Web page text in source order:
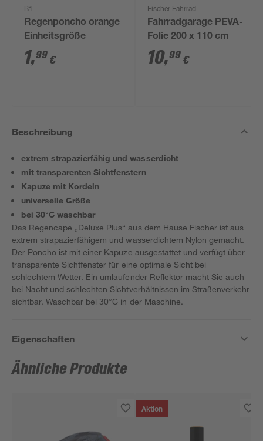
B1
Regenponcho orange
Einheitsgröße
1,99 €
Fischer Fahrrad
Fahrradgarage PEVA-
Folie 200 x 110 cm
10,99 €
Beschreibung
extrem strapazierfähig und wasserdicht
mit transparenten Sichtfenstern
Kapuze mit Kordeln
universelle Größe
bei 30°C waschbar
Das Regencape „Deluxe Plus“ aus dem Hause Fischer ist aus
extrem strapazierfähigem und wasserdichtem Nylon gemacht.
Der Poncho ist mit einer Kapuze ausgestattet und verfügt über
transparente Sichtfenster für eine optimale Sicht bei
schlechtem Wetter. Ein umlaufender Reflektor macht Sie auch
bei Nacht und schlechten Sichtverhältnissen im Straßenverkehr
sichtbar. Waschbar bei 30°C in der Maschine.
Eigenschaften
Ähnliche Produkte
Aktion